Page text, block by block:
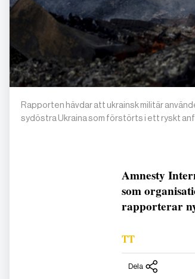
Rapporten hävdar att ukrainsk militär
sydöstra Ukraina som förstörts i ett ryskt
Amnesty
som
rapporterar
TT
Dela